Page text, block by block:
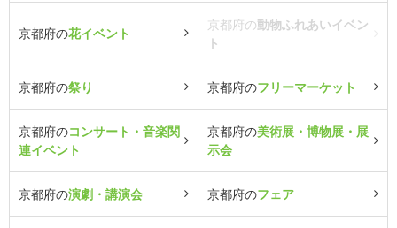
京都府の花イベント
京都府の動物ふれあいイベン
ト
京都府の祭り 京都府のフリーマーケット
京都府のコンサート・音楽関
連イベント
京都府の美術展・博物展・展
示会
京都府の演劇・講演会 京都府のフェア